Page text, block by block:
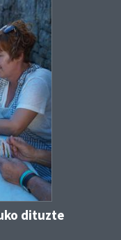
dituzte